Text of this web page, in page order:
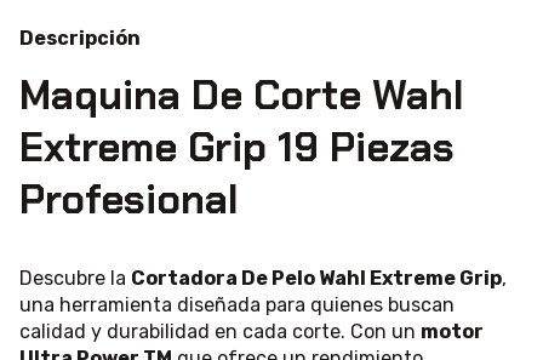
Descripción
Maquina De Corte Wahl
Extreme Grip 19 Piezas
Profesional
Descubre la Cortadora De Pelo Wahl Extreme Grip,
una herramienta diseñada para quienes buscan
calidad y durabilidad en cada corte. Con un motor